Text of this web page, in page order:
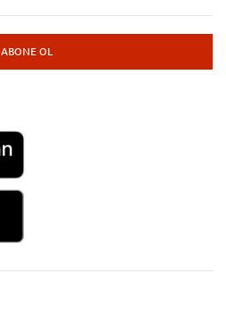
ABONE OL